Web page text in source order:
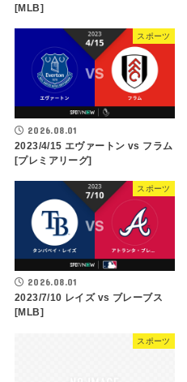
[MLB]
スポーツ
2026.08.01
2023/4/15 エヴァートン vs フラム
[プレミアリーグ]
スポーツ
2026.08.01
2023/7/10 レイズ vs ブレーブス
[MLB]
スポーツ